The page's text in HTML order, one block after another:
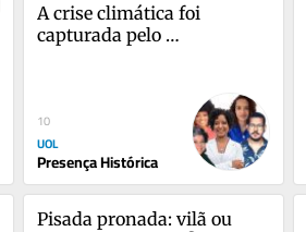
A crise climática foi
capturada pelo
10
UOL
Presença Histórica
Pisada pronada: vilã ou